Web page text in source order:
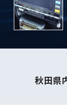
秋田県